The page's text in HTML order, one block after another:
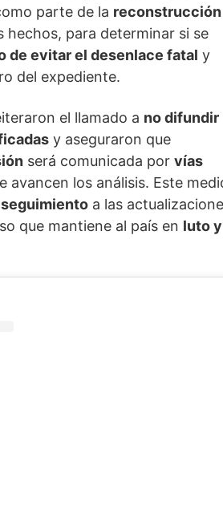
parte de la reconstrucción
hechos, para determinar si se
de evitar el desenlace fatal y
del expediente.
el llamado a no difundir
y aseguraron que
será comunicada por vías
avancen los análisis. Este
seguimiento a las
que mantiene al país en luto y